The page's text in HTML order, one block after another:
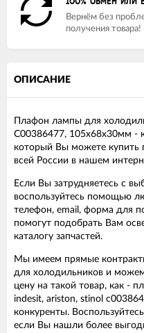
Вернём без
получения товара!
ОПИСАНИЕ
Плафон лампы для
C00386477, 105х68х30мм -
который Вы можете купить
всей России в нашем
Если Вы затрудняетесь с
воспользуйтесь помощью
телефон, email, форма для
помогут подобрать Вам
каталогу запчастей.
Мы имеем прямые
для холодильников и
цену на такой товар, как -
indesit, ariston, stinol
конкуренты.
если Вы нашли более